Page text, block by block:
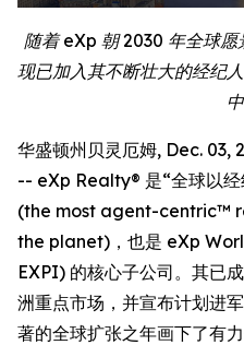
随着 eXp 朝 2030 年全球
现已加入其不断壮大的经纪
中
华盛顿州贝灵厄姆, Dec. 03,
-- eXp Realty® 是“全球以经
(the most agent-centric™
the planet)，也是 eXp
EXPI) 的核心子公司。其已
洲重点市场，并宣布计划进
著的全球扩张之年画下了有力